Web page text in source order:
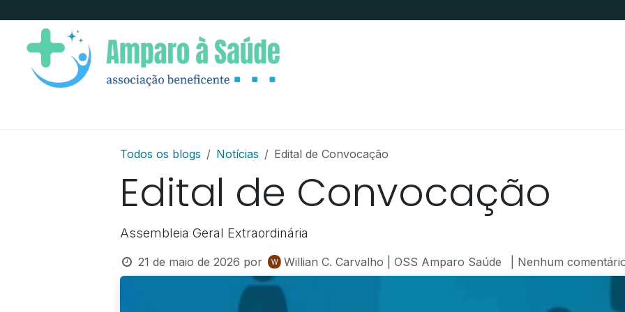
Todos os blogs Notícias Edital de Convocação
Edital de Convocação
Assembleia Geral Extraordinária
21 de maio de 2026 por Willian C. Carvalho | OSS Amparo Saúde | Nenhum